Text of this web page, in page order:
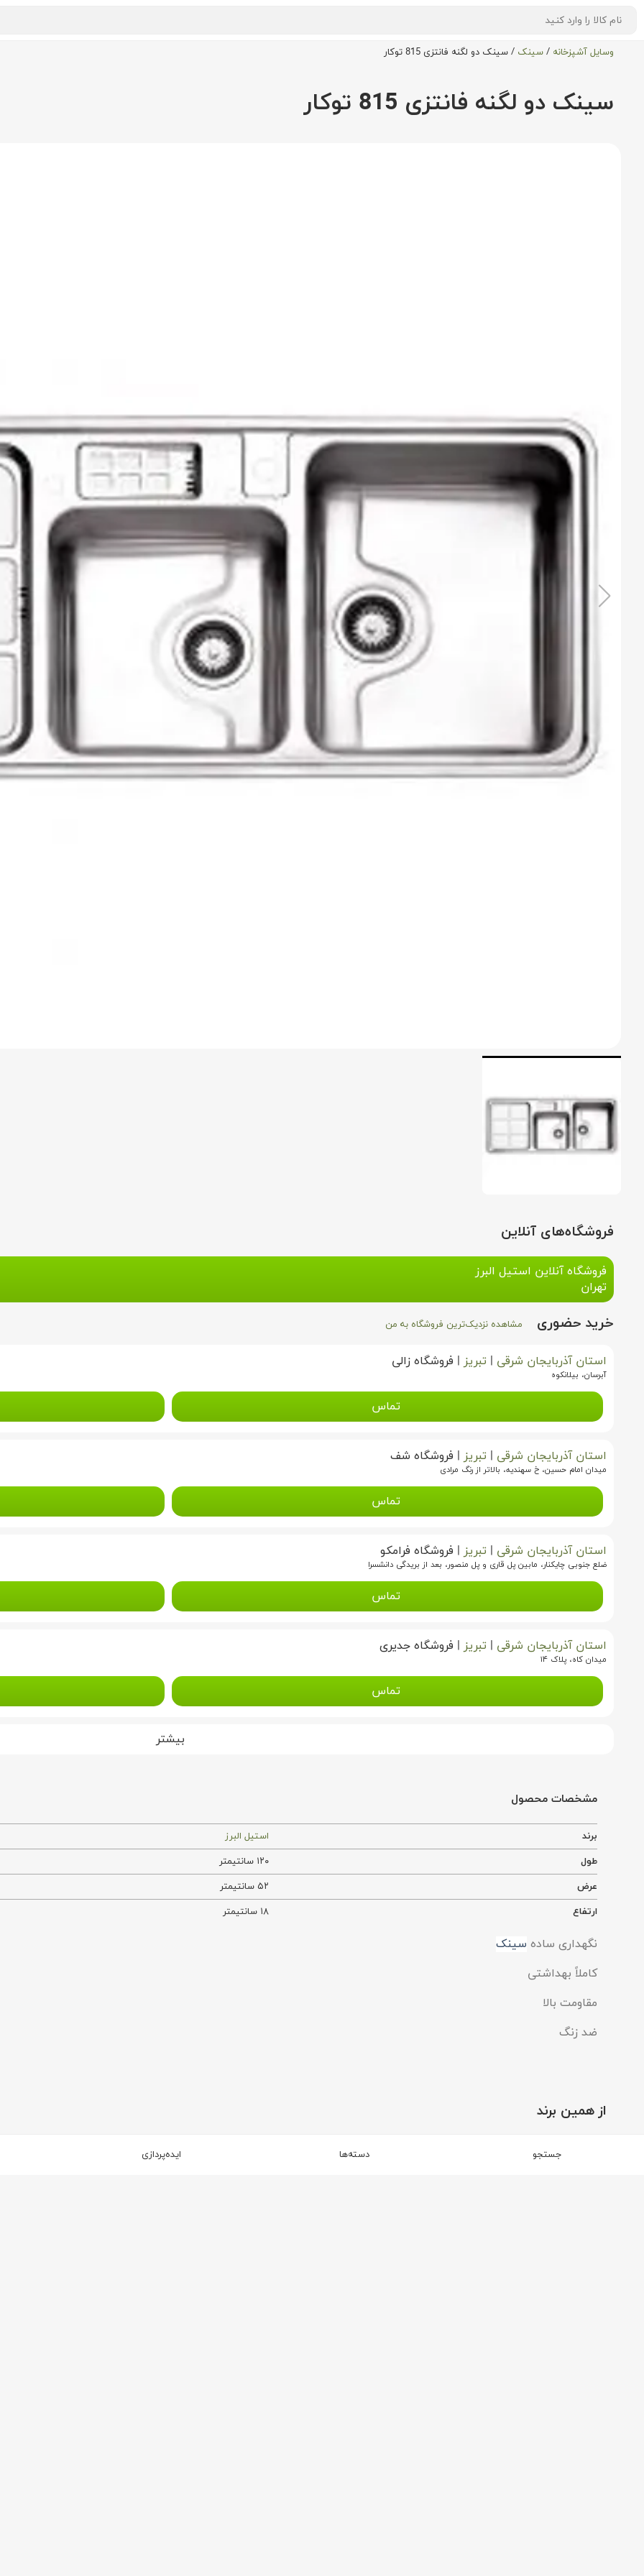
وسایل آشپزخانه / سینک / سینک دو لگنه فانتزی 815 توکار
سینک دو لگنه فانتزی 815 توکار
فروشگاه‌های آنلاین
فروشگاه آنلاین استیل البرز
تهران
خرید حضوری مشاهده نزدیک‌ترین فروشگاه به من
استان آذربایجان شرقی | تبریز | فروشگاه زالی
آبرسان، بیلانکوه
تماس
استان آذربایجان شرقی | تبریز | فروشگاه شف
میدان امام حسین، خ سهندیه، بالاتر از رنگ مرادی
تماس
استان آذربایجان شرقی | تبریز | فروشگاه فرامکو
ضلع جنوبی چایکنار، مابین پل قاری و پل منصور، بعد از بریدگی دانشسرا
تماس
استان آذربایجان شرقی | تبریز | فروشگاه جدیری
میدان کاه، پلاک ۱۴
تماس
بیشتر
مشخصات محصول
برند
استیل البرز
طول
۱۲۰ سانتیمتر
عرض
۵۲ سانتیمتر
ارتفاع
۱۸ سانتیمتر
نگهداری ساده سینک
کاملاً بهداشتی
مقاومت بالا
ضد زنگ
از همین برند
جستجو دسته‌ها ایده‌پردازی